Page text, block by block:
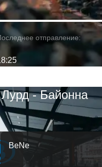
отправление:
- Байонна
BeNe